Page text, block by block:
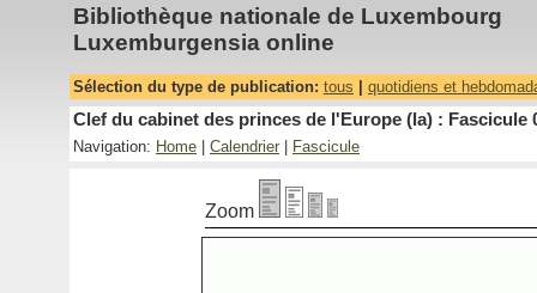
Bibliothèque nationale de Luxembourg
Luxemburgensia online
Sélection du type de publication: tous quotidiens et
Clef du cabinet des princes de l'Europe (la) : Fascicule
Navigation: Home Calendrier Fascicule
Zoom